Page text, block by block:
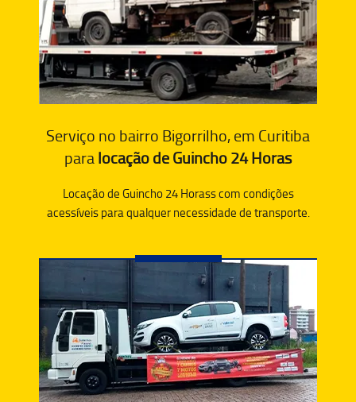
Serviço no bairro Bigorrilho, em Curitiba
paralocação de Guincho 24 Horas
Locação de Guincho 24 Horass com condições
acessíveis para qualquer necessidade de transporte.